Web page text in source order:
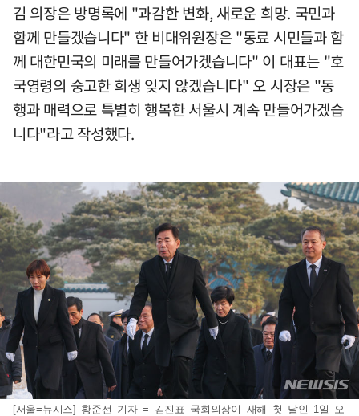
김 의장은 방명록에 "과감한 변화, 새로운 희망. 국민과
함께 만들겠습니다" 한 비대위원장은 "동료 시민들과 함
께 대한민국의 미래를 만들어가겠습니다" 이 대표는 "호
국영령의 숭고한 희생 잊지 않겠습니다" 오 시장은 "동
행과 매력으로 특별히 행복한 서울시 계속 만들어가겠습
니다"라고 작성했다.
[서울=뉴시스] 황준선 기자 = 김진표 국회의장이 새해 첫 날인 1일 오